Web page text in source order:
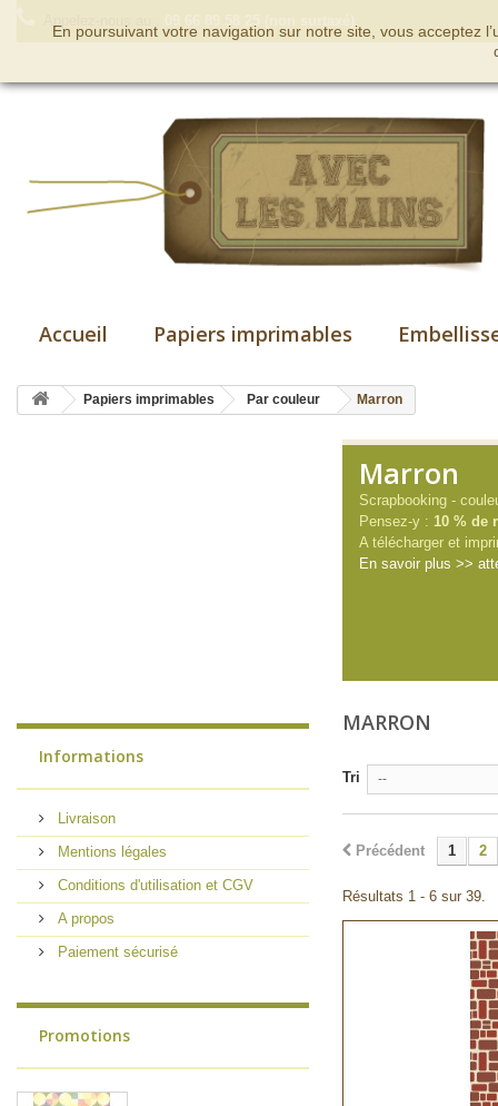
Accueil Papiers imprimables
Papiers imprimables Par couleur Marron
Informations
Livraison
Mentions légales
Conditions d'utilisation et CGV
A propos
Paiement sécurisé
Promotions
Marron
Scrapbooking -
Pensez-y : 10 % de
A télécharger et
En savoir plus >>
MARRON
Tri --
Précédent 1 2
Résultats 1 - 6 sur 39.
En poursuivant votre navigation sur notre site, vous acceptez